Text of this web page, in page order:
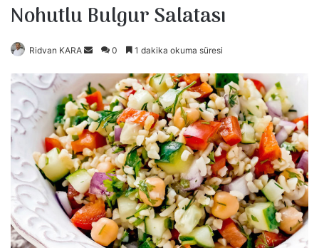
Nohutlu Bulgur Salatası
Ridvan KARA
r
e
-
p
o
s
t
a
g
ö
0 1 dakika okuma süresi